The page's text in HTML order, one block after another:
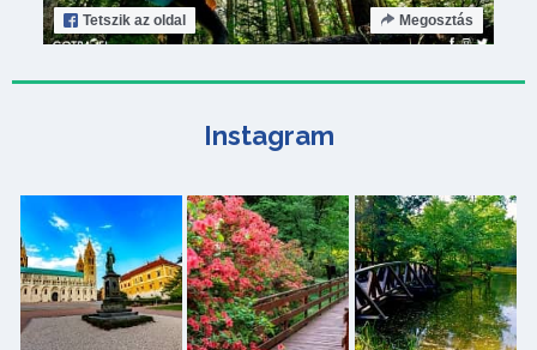
Tetszik az oldal Megosztás
Instagram